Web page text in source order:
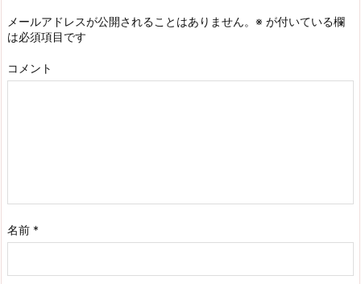
メールアドレスが公開されることはありません。 ※ が付いている欄
は必須項目です
コメント
名前 *